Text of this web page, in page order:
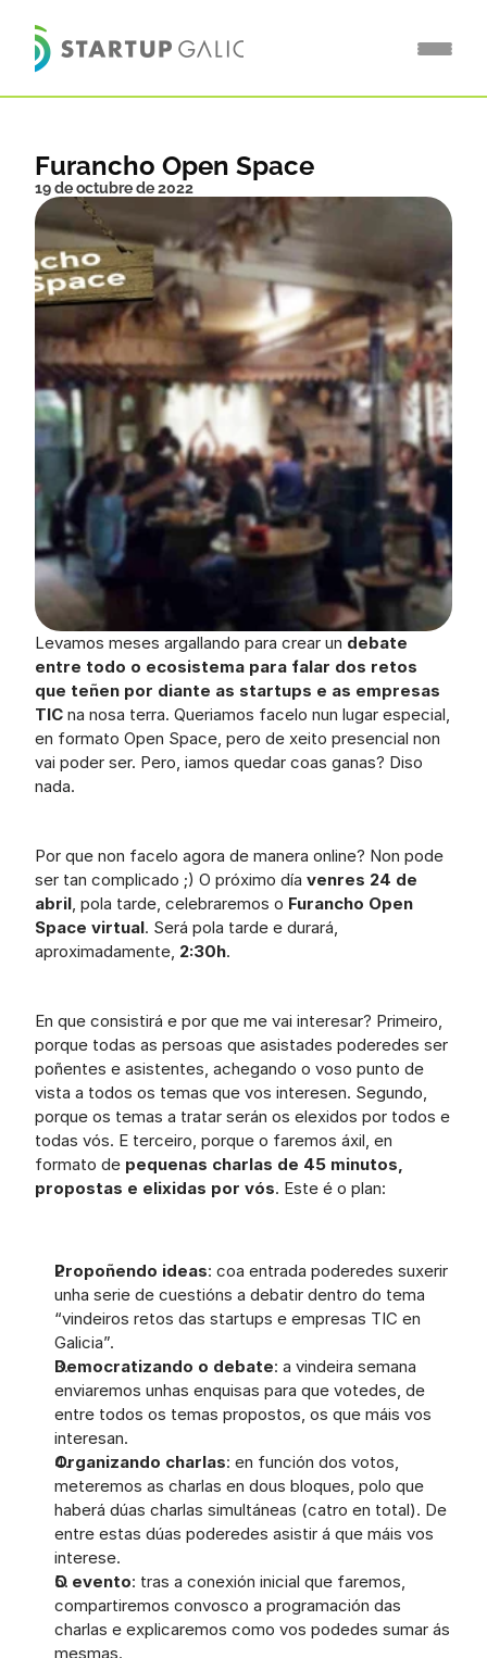
Furancho Open Space
19 de octubre de 2022
Levamos meses argallando para crear un debate
entre todo o ecosistema para falar dos retos
que teñen por diante as startups e as empresas
TIC na nosa terra. Queriamos facelo nun lugar especial,
en formato Open Space, pero de xeito presencial non
vai poder ser. Pero, iamos quedar coas ganas? Diso
nada.
Por que non facelo agora de manera online? Non pode
ser tan complicado ;) O próximo día venres 24 de
abril, pola tarde, celebraremos o Furancho Open
Space virtual. Será pola tarde e durará,
aproximadamente, 2:30h.
En que consistirá e por que me vai interesar? Primeiro,
porque todas as persoas que asistades poderedes ser
poñentes e asistentes, achegando o voso punto de
vista a todos os temas que vos interesen. Segundo,
porque os temas a tratar serán os elexidos por todos e
todas vós. E terceiro, porque o faremos áxil, en
formato de pequenas charlas de 45 minutos,
propostas e elixidas por vós. Este é o plan:
Propoñendo ideas: coa entrada poderedes suxerir
unha serie de cuestións a debatir dentro do tema
“vindeiros retos das startups e empresas TIC en
Galicia”.
Democratizando o debate: a vindeira semana
enviaremos unhas enquisas para que votedes, de
entre todos os temas propostos, os que máis vos
interesan.
Organizando charlas: en función dos votos,
meteremos as charlas en dous bloques, polo que
haberá dúas charlas simultáneas (catro en total). De
entre estas dúas poderedes asistir á que máis vos
interese.
O evento: tras a conexión inicial que faremos,
compartiremos convosco a programación das
charlas e explicaremos como vos podedes sumar ás
mesmas.